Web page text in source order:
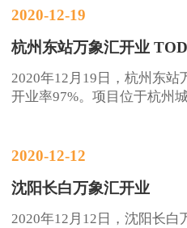
2020-12-19
杭州东站万象汇开业
2020年12月19日，杭州东
开业率97%。项目位于杭州
2020-12-12
沈阳长白万象汇开业
2020年12月12日，沈阳长白